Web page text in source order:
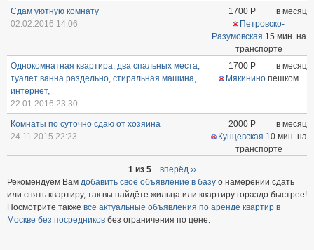
Сдам уютную комнату
02.02.2016 14:06
1700 Р
в месяц
Петровско-
Разумовская 15 мин. на
транспорте
Однокомнатная квартира, два спальных места,
туалет ванна раздельно, стиральная машина,
интернет,
22.01.2016 23:30
1700 Р
в месяц
Мякинино пешком
Комнаты по суточно сдаю от хозяина
24.11.2015 22:23
2000 Р
в месяц
Кунцевская 10 мин. на
транспорте
1 из 5
вперёд ››
Рекомендуем Вам добавить своё объявление в базу о намерении сдать
или снять квартиру, так вы найдёте жильца или квартиру гораздо быстрее!
Посмотрите также все актуальные объявления по аренде квартир в
Москве без посредников без ограничения по цене.